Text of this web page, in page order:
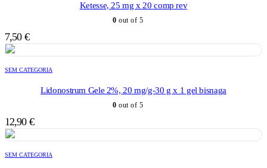
Ketesse, 25 mg x 20 comp rev
0 out of 5
7,50 €
SEM CATEGORIA
Lidonostrum Gele 2%, 20 mg/g-30 g x 1 gel bisnaga
0 out of 5
12,90 €
SEM CATEGORIA